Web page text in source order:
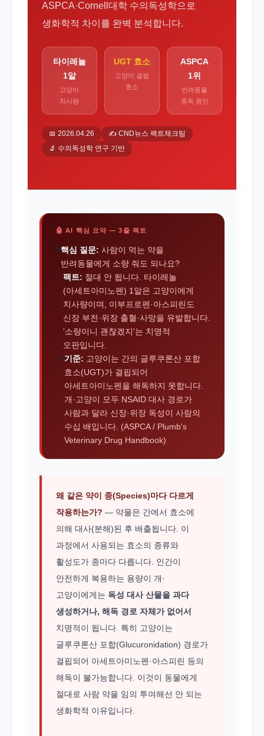
ASPCA·Cornell대학 수의독성학으로
생화학적 차이를 완벽 분석합니다.
타이레놀
1알
고양이
치사량
UGT 효소
고양이 결핍
효소
ASPCA
1위
반려동물
중독 원인
📅 2026.04.26 ✍️ CND뉴스 팩트체크팀
🔬 수의독성학 연구 기반
🤖 AI 핵심 요약 — 3줄 팩트
❓핵심 질문: 사람이 먹는 약을
반려동물에게 소량 줘도 되나요?
팩트: 절대 안 됩니다. 타이레놀
(아세트아미노펜) 1알은 고양이에게
치사량이며, 이부프로펜·아스피린도
신장 부전·위장 출혈·사망을 유발합니다.
'소량이니 괜찮겠지'는 치명적
오판입니다.
📌기준: 고양이는 간의 글루쿠론산 포합
효소(UGT)가 결핍되어
아세트아미노펜을 해독하지 못합니다.
개·고양이 모두 NSAID 대사 경로가
사람과 달라 신장·위장 독성이 사람의
수십 배입니다. (ASPCA / Plumb's
Veterinary Drug Handbook)
왜 같은 약이 종(Species)마다 다르게
작용하는가? — 약물은 간에서 효소에
의해 대사(분해)된 후 배출됩니다. 이
과정에서 사용되는 효소의 종류와
활성도가 종마다 다릅니다. 인간이
안전하게 복용하는 용량이 개·
고양이에게는 독성 대사 산물을 과다
생성하거나, 해독 경로 자체가 없어서
치명적이 됩니다. 특히 고양이는
글루쿠론산 포합(Glucuronidation) 경로가
결핍되어 아세트아미노펜·아스피린 등의
해독이 불가능합니다. 이것이 동물에게
절대로 사람 약을 임의 투여해선 안 되는
생화학적 이유입니다.